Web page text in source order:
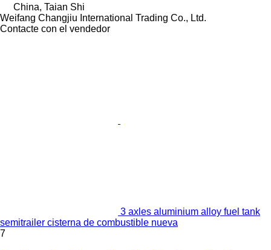
China, Taian Shi
Weifang Changjiu International Trading Co., Ltd.
Contacte con el vendedor
3 axles aluminium alloy fuel tank
semitrailer cisterna de combustible nueva
7